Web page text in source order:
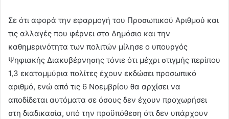
Σε ότι αφορά την εφαρμογή του Προσωπικού Αριθμού και
τις αλλαγές που φέρνει στο Δημόσιο και την
καθημερινότητα των πολιτών μίλησε ο υπουργός
Ψηφιακής Διακυβέρνησης τόνιε ότι μέχρι στιγμής περίπου
1,3 εκατομμύρια πολίτες έχουν εκδώσει προσωπικό
αριθμό, ενώ από τις 6 Νοεμβρίου θα αρχίσει να
αποδίδεται αυτόματα σε όσους δεν έχουν προχωρήσει
στη διαδικασία, υπό την προϋπόθεση ότι δεν υπάρχουν